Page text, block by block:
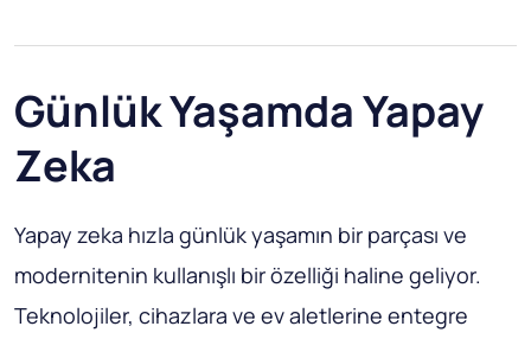
Günlük Yaşamda Yapay
Zeka
Yapay zeka hızla günlük yaşamın bir parçası ve
modernitenin kullanışlı bir özelliği haline geliyor.
Teknolojiler, cihazlara ve ev aletlerine entegre